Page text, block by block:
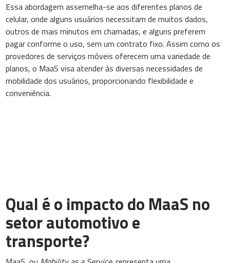
Essa abordagem assemelha-se aos diferentes planos de
celular, onde alguns usuários necessitam de muitos dados,
outros de mais minutos em chamadas, e alguns preferem
pagar conforme o uso, sem um contrato fixo. Assim como os
provedores de serviços móveis oferecem uma variedade de
planos, o MaaS visa atender às diversas necessidades de
mobilidade dos usuários, proporcionando flexibilidade e
conveniência.
Qual é o impacto do MaaS no
setor automotivo e
transporte?